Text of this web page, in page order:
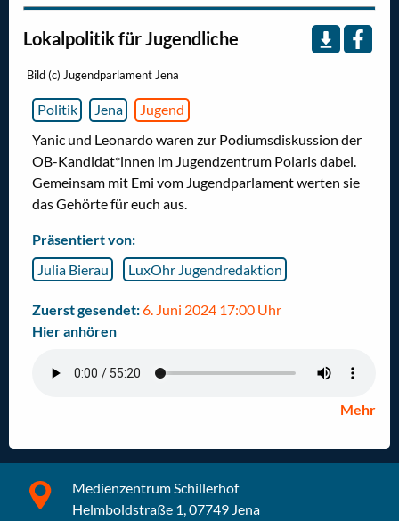
Lokalpolitik für Jugendliche
Bild (c) Jugendparlament Jena
Politik Jena
Jugend
Yanic und Leonardo waren zur Podiumsdiskussion der
OB-Kandidat*innen im Jugendzentrum Polaris dabei.
Gemeinsam mit Emi vom Jugendparlament werten sie
das Gehörte für euch aus.
Präsentiert von:
Julia Bierau
LuxOhr Jugendredaktion
Zuerst gesendet:6. Juni 2024 17:00 Uhr
Hier anhören
Mehr
Medienzentrum Schillerhof
Helmboldstraße 1, 07749 Jena